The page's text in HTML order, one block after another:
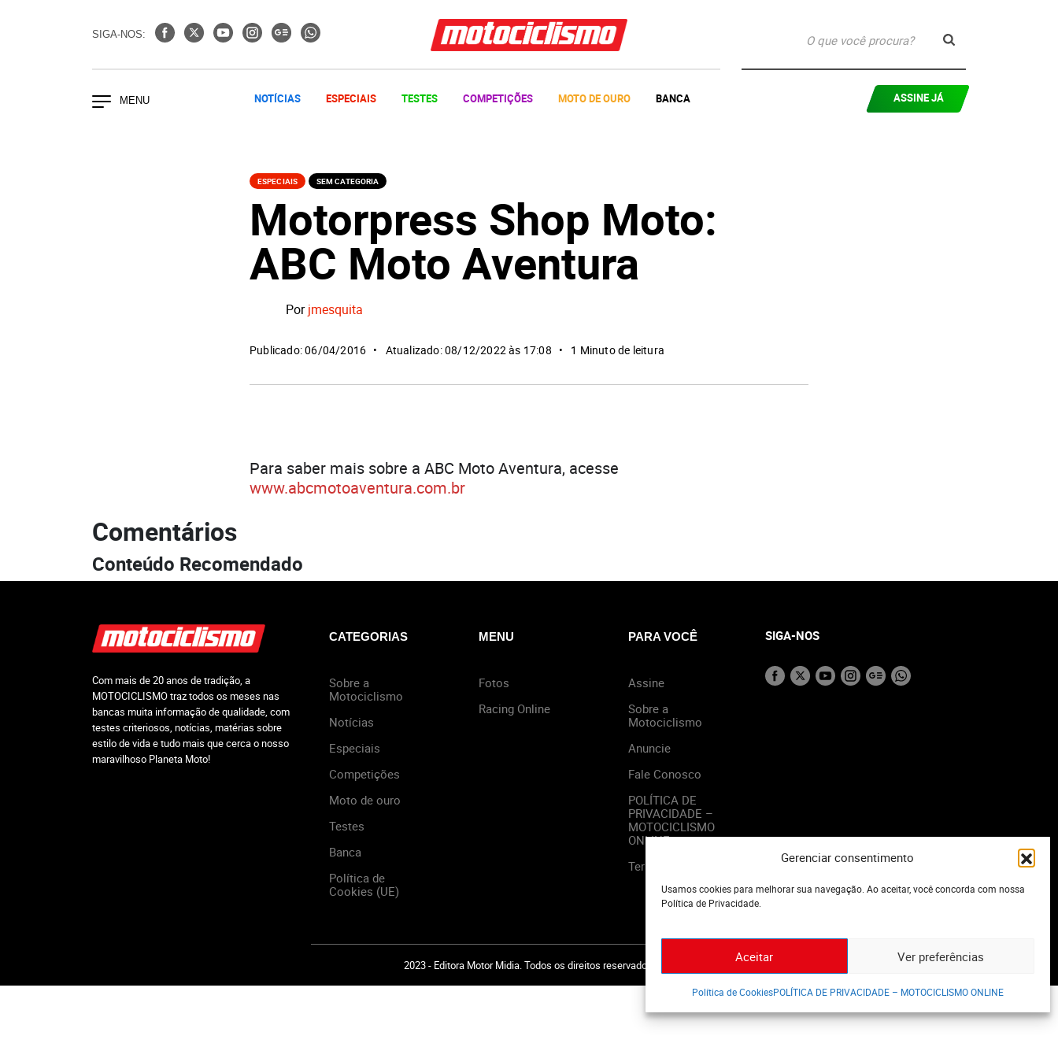
Gerenciar consentimento
Usamos cookies para melhorar sua navegação. Ao aceitar, você concorda com nossa
Política de Privacidade.
Aceitar Ver preferências
Política de CookiesPOLÍTICA DE PRIVACIDADE – MOTOCICLISMO ONLINE
SIGA-NOS:
NOTÍCIAS ESPECIAIS TESTES COMPETIÇÕES MOTO DE OURO BANCA ASSINE JÁ
ESPECIAIS SEM CATEGORIA
Motorpress Shop Moto:
ABC Moto Aventura
Porjmesquita
Publicado: 06/04/2016 Atualizado: 08/12/2022 às 17:08 1 Minuto de leitura
Para saber mais sobre a ABC Moto Aventura, acesse
www.abcmotoaventura.com.br
Comentários
Conteúdo Recomendado
Com mais de 20 anos de tradição, a
MOTOCICLISMO traz todos os meses nas
bancas muita informação de qualidade, com
testes criteriosos, notícias, matérias sobre
estilo de vida e tudo mais que cerca o nosso
maravilhoso Planeta Moto!
CATEGORIAS
Sobre a
Motociclismo
Notícias
Especiais
Competições
Moto de ouro
Testes
Banca
Política de
Cookies (UE)
MENU
Fotos
Racing Online
PARA VOCÊ
Assine
Sobre a
Motociclismo
Anuncie
Fale Conosco
POLÍTICA DE
PRIVACIDADE –
MOTOCICLISMO
ONLINE
Termos de Uso
SIGA-NOS
2023 - Editora Motor Midia. Todos os direitos reservados.